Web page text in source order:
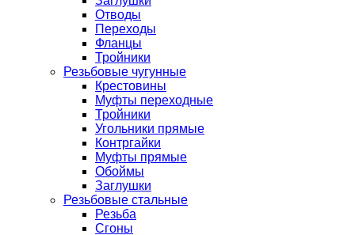
Отводы
Переходы
Фланцы
Тройники
Резьбовые чугунные
Крестовины
Муфты переходные
Тройники
Угольники прямые
Контргайки
Муфты прямые
Обоймы
Заглушки
Резьбовые стальные
Резьба
Сгоны